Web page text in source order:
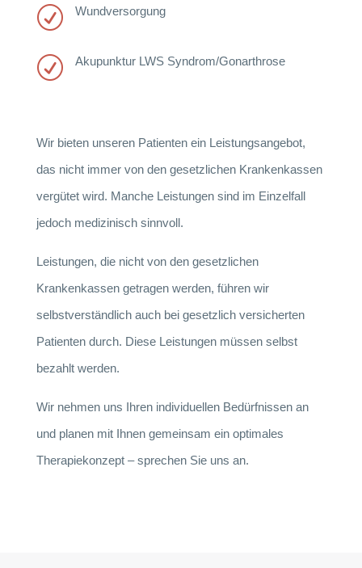
R Wundversorgung
R Akupunktur LWS Syndrom/Gonarthrose
Wir bieten unseren Patienten ein Leistungsangebot,
das nicht immer von den gesetzlichen Krankenkassen
vergütet wird. Manche Leistungen sind im Einzelfall
jedoch medizinisch sinnvoll.
Leistungen, die nicht von den gesetzlichen
Krankenkassen getragen werden, führen wir
selbstverständlich auch bei gesetzlich versicherten
Patienten durch. Diese Leistungen müssen selbst
bezahlt werden.
Wir nehmen uns Ihren individuellen Bedürfnissen an
und planen mit Ihnen gemeinsam ein optimales
Therapiekonzept – sprechen Sie uns an.